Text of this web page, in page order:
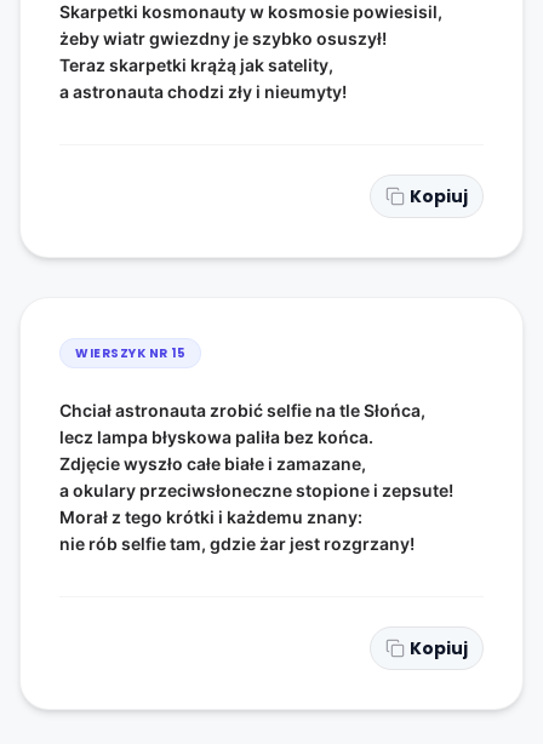
Skarpetki kosmonauty w kosmosie powiesisil,
żeby wiatr gwiezdny je szybko osuszył!
Teraz skarpetki krążą jak satelity,
a astronauta chodzi zły i nieumyty!
Kopiuj
WIERSZYK NR 15
Chciał astronauta zrobić selfie na tle Słońca,
lecz lampa błyskowa paliła bez końca.
Zdjęcie wyszło całe białe i zamazane,
a okulary przeciwsłoneczne stopione i zepsute!
Morał z tego krótki i każdemu znany:
nie rób selfie tam, gdzie żar jest rozgrzany!
Kopiuj